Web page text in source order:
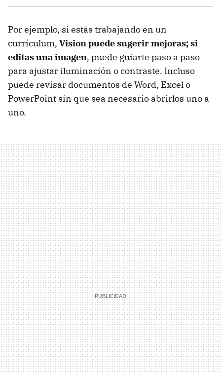
Por ejemplo, si estás trabajando en un
currículum, Vision puede sugerir mejoras; si
editas una imagen, puede guiarte paso a paso
para ajustar iluminación o contraste. Incluso
puede revisar documentos de Word, Excel o
PowerPoint sin que sea necesario abrirlos uno a
uno.